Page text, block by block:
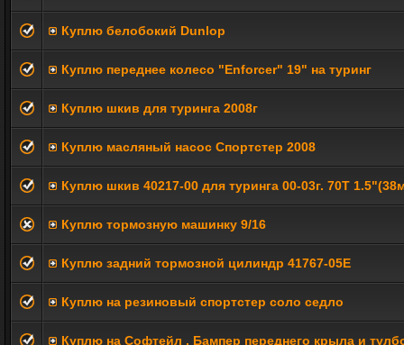
Куплю белобокий Dunlop
Куплю переднее колесо "Enforcer" 19" на туринг
Куплю шкив для туринга 2008г
Куплю масляный насос Спортстер 2008
Куплю шкив 40217-00 для туринга 00-03г. 70T
Куплю тормозную машинку 9/16
Куплю задний тормозной цилиндр 41767-05E
Куплю на резиновый спортстер соло седло
Куплю на Софтейл . Бампер переднего крыла и